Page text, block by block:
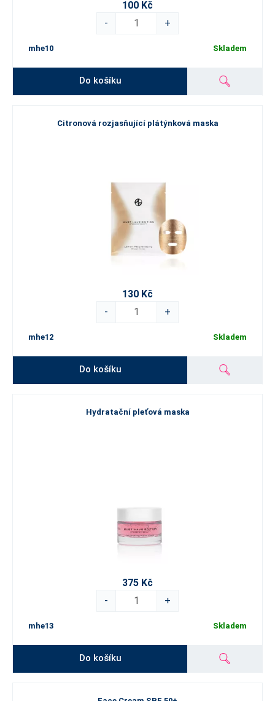
100 Kč
-
+
mhe10 Skladem
Do košíku
Citronová rozjasňující plátýnková maska
130 Kč
-
+
mhe12 Skladem
Do košíku
Hydratační pleťová maska
375 Kč
-
+
mhe13 Skladem
Do košíku